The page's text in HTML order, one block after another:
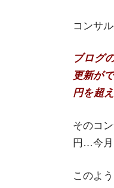
コンサ
ブログ
更新が
円を超
そのコ
円…今月
このよ